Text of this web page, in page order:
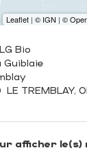
Bio
LE TREMBLAY,
afficher le(s)